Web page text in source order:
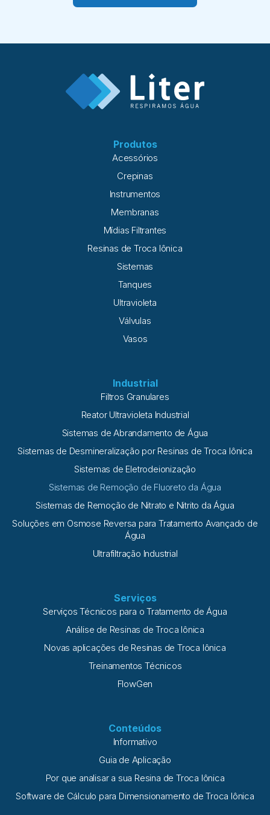
Produtos
Acessórios
Crepinas
Instrumentos
Membranas
Mídias Filtrantes
Resinas de Troca Iônica
Sistemas
Tanques
Ultravioleta
Válvulas
Vasos
Industrial
Filtros Granulares
Reator Ultravioleta Industrial
Sistemas de Abrandamento de Água
Sistemas de Desmineralização por Resinas de Troca Iônica
Sistemas de Eletrodeionização
Sistemas de Remoção de Fluoreto da Água
Sistemas de Remoção de Nitrato e Nitrito da Água
Soluções em Osmose Reversa para Tratamento Avançado de
Água
Ultrafiltração Industrial
Serviços
Serviços Técnicos para o Tratamento de Água
Análise de Resinas de Troca Iônica
Novas aplicações de Resinas de Troca Iônica
Treinamentos Técnicos
FlowGen
Conteúdos
Informativo
Guia de Aplicação
Por que analisar a sua Resina de Troca Iônica
Software de Cálculo para Dimensionamento de Troca Iônica